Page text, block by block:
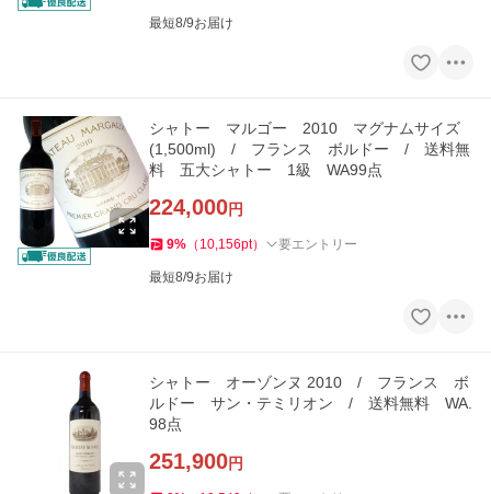
最短8/9お届け
シャトー マルゴー 2010 マグナムサイズ
(1,500ml) / フランス ボルドー / 送料無
料 五大シャトー 1級 WA99点
224,000円
9% （ 10,156pt） 要エントリー
最短8/9お届け
シャトー オーゾンヌ 2010 / フランス ボ
ルドー サン・テミリオン / 送料無料 WA.
98点
251,900円